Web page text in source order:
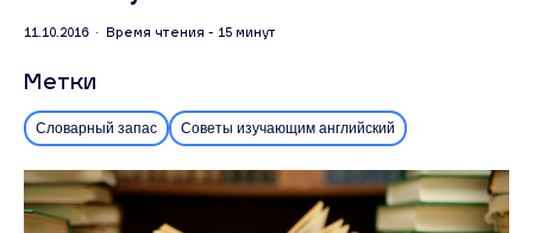
11.10.2016 • Время чтения - 15 минут
Метки
Словарный запас Советы изучающим английский